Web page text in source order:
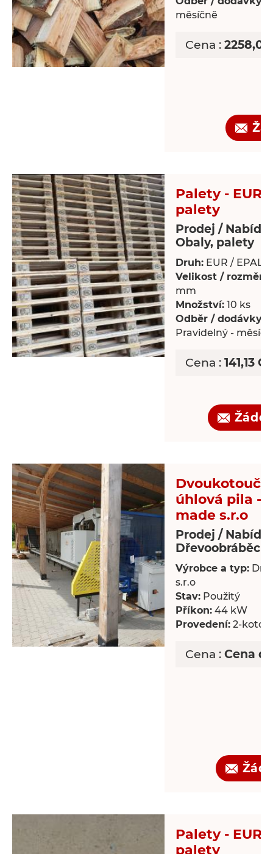
měsíčně
Cena : 2258,05
Palety - EUR
palety
Prodej /
Obaly, palety
Druh: EUR / EPAL
Velikost / rozměry:
mm
Množství: 10 ks
Odběr / dodávky:
Pravidelný -
Cena : 141,13
úhlová pila -
made s.r.o
Prodej /
Dřevoobráběcí
Výrobce a typ:
s.r.o
Stav: Použitý
Příkon: 44 kW
Provedení: 2-
Cena : Cena
Palety - EUR
palety